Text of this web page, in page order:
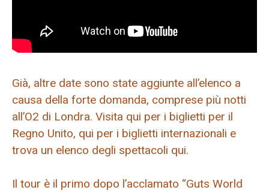
Già, altre date sono state aggiunte all’elenco a
causa della forte domanda, comprese più notti
all’O2 di Londra. Visita qui per i biglietti per il
Regno Unito, qui per i biglietti internazionali e
trova un elenco degli spettacoli qui.
Il tour è il primo dopo l’acclamato “Guts World